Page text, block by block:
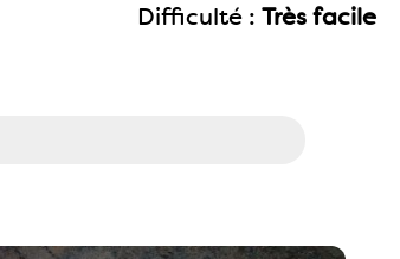
Difficulté : Très facile